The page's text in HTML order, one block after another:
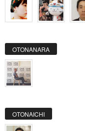
OTONANARA
OTONAICHI